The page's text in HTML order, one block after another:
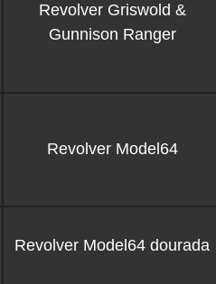
Revolver Griswold &
Gunnison Ranger
Revolver Model64
Revolver Model64 dourada